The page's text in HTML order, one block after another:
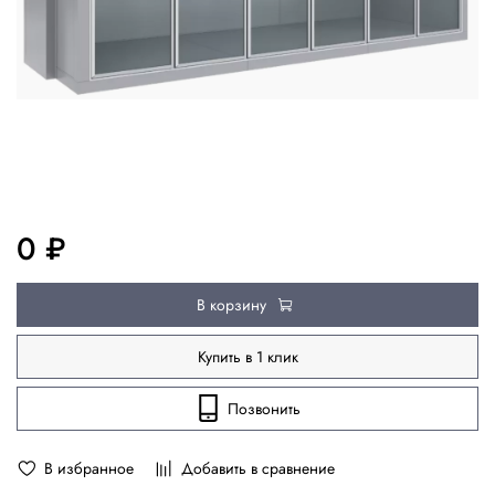
В избранное Добавить в сравнение
0 ₽
В корзину
Купить в 1 клик
Позвонить